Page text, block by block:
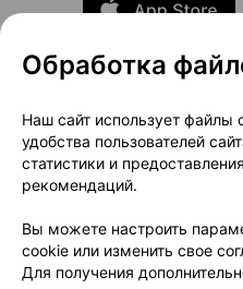
О проекте
Размещение рекламы
Публичный
Способы оплаты
Написать
Обработка
Наш сайт использует файлы
удобства пользователей
статистики и
рекомендаций.
Вы можете настроить
cookie или изменить свое
Для получения